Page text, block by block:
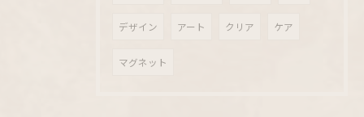
デザイン アート クリア ケア
マグネット